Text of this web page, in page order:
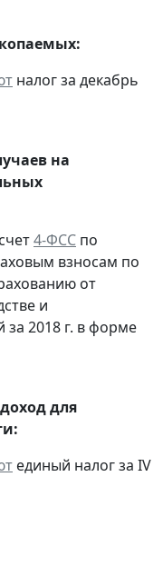
налог за декабрь
на
4-ФСС по
взносам по
от
и
2018 г. в форме
для
единый налог за IV